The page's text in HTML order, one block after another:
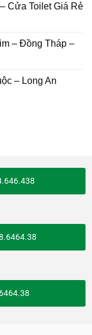
Cửa Toilet Giá Rẻ
– Đồng Tháp –
– Long An